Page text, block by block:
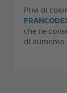
Privi di
che ne
di aumento